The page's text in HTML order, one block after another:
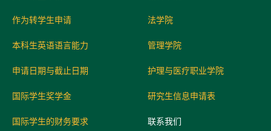
作为转学生申请
本科生英语语言能力
申请日期与截止日期
国际学生奖学金
国际学生的财务要求
法学院
管理学院
护理与医疗职业学院
研究生信息申请表
联系我们